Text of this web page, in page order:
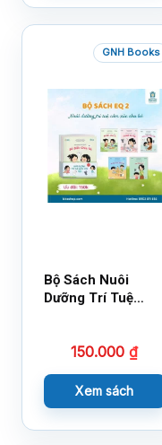
GNH Books
Bộ Sách Nuôi
Dưỡng Trí Tuệ
150.000₫
Xem sách